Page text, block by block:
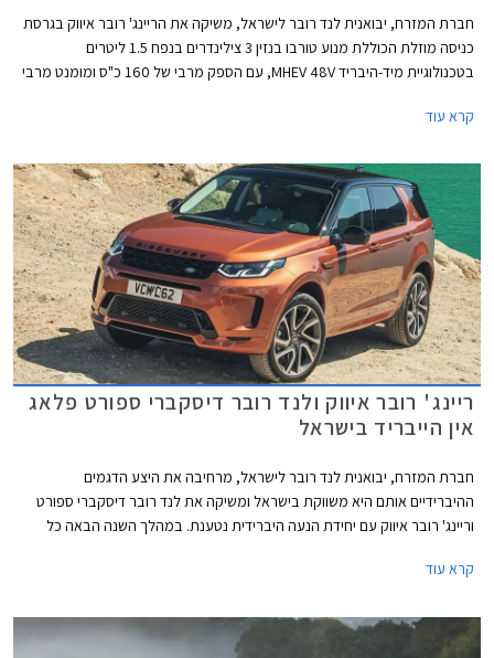
חברת המזרח, יבואנית לנד רובר לישראל, משיקה את הריינג' רובר איווק בגרסת
כניסה מוזלת הכוללת מנוע טורבו בנזין 3 צילינדרים בנפח 1.5 ליטרים
בטכנולוגיית מיד-היבריד MHEV 48V, עם הספק מרבי של 160 כ"ס ומומנט מרבי
טורבו בנזין 2.0 ליטרים, טורבו דיזל 2.0 ליטרים, ולמנוע טורבו בנזין 1.5 ליטרים
פלאג-אין הייבריד P300e אשר שווקו עד כה. גרסה זו היא היחידה בכל דגמי לנד
רובר וריינג' רובר שאינה כוללת הנעה כפולה, ובכך שוחט היצרן פרה קדושה
נוספת.
קרא עוד
ריינג' רובר איווק ולנד רובר דיסקברי ספורט פלאג
אין הייבריד בישראל
חברת המזרח, יבואנית לנד רובר לישראל, מרחיבה את היצע הדגמים
ההיברידיים אותם היא משווקת בישראל ומשיקה את לנד רובר דיסקברי ספורט
וריינג' רובר איווק עם יחידת הנעה היברידית נטענת. במהלך השנה הבאה כל
וריינג' רובר ספורט כבר מוצעים בישראל בגרסאות אלה, ובשנה הבאה יצטרפו
קרא עוד